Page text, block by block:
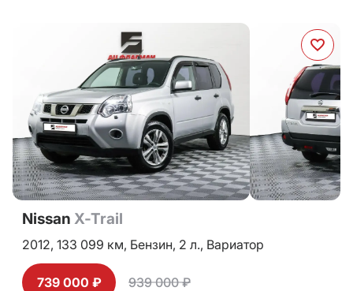
Nissan X-Trail
2012, 133 099 км, Бензин, 2 л., Вариатор
739 000 ₽ 939 000 ₽